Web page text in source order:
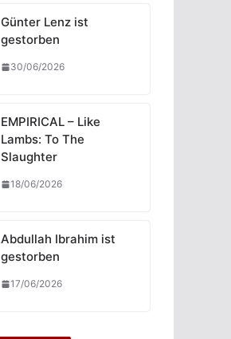
Günter Lenz ist
gestorben
30/06/2026
EMPIRICAL – Like
Lambs: To The
Slaughter
18/06/2026
Abdullah Ibrahim ist
gestorben
17/06/2026